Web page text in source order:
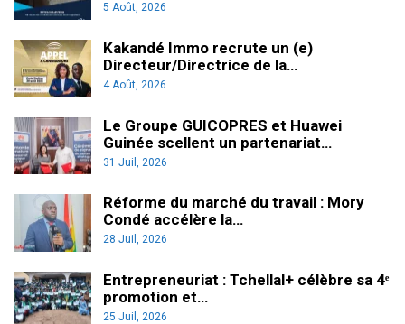
5 Août, 2026
Kakandé Immo recrute un (e)
Directeur/Directrice de la…
4 Août, 2026
Le Groupe GUICOPRES et Huawei
Guinée scellent un partenariat…
31 Juil, 2026
Réforme du marché du travail : Mory
Condé accélère la…
28 Juil, 2026
Entrepreneuriat : Tchellal+ célèbre sa 4ᵉ
promotion et…
25 Juil, 2026